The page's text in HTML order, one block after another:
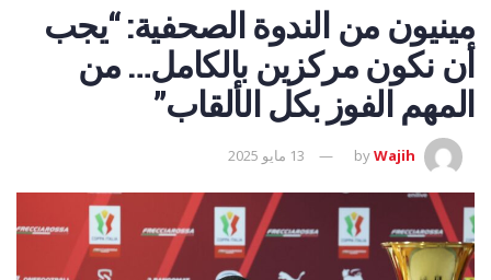
مينيون من الندوة الصحفية: “يجب
أن نكون مركزين بالكامل… من
المهم الفوز بكل الألقاب”
byWajih 13 مايو 2025